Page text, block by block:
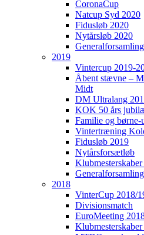
CoronaCup
Natcup Syd 2020
Fidusløb 2020
Nytårsløb 2020
2019
Vintercup 2019-
Åbent stævne –
Midt
DM Ultralang
KOK 50 års
Familie og børne-
Vintertræning
Fidusløb 2019
Nytårsforsætløb
2018
VinterCup 2018/
Divisionsmatch
EuroMeeting